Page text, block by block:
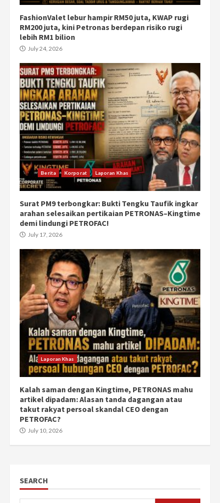
FashionValet lebur hampir RM50 juta, KWAP rugi
RM200 juta, kini Petronas berdepan risiko rugi
lebih RM1 bilion
July 24, 2026
Berita Korporat Laporan Khas
Surat PM9 terbongkar: Bukti Tengku Taufik ingkar
arahan selesaikan pertikaian PETRONAS–Kingtime
demi lindungi PETROFAC!
July 17, 2026
Laporan Khas
Kalah saman dengan Kingtime, PETRONAS mahu
artikel dipadam: Alasan tanda dagangan atau
takut rakyat persoal skandal CEO dengan
PETROFAC?
July 10, 2026
SEARCH